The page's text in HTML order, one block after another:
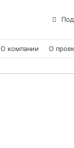
О компании О